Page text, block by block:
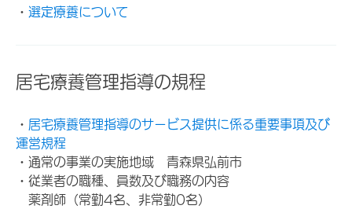
・ 選定療養について
居宅療養管理指導の規程
・ 居宅療養管理指導のサービス提供に係る重要事項及び
運営規程
・通常の事業の実施地域 青森県弘前市
・従業者の職種、員数及び職務の内容
薬剤師（常勤4名、非常勤0名）